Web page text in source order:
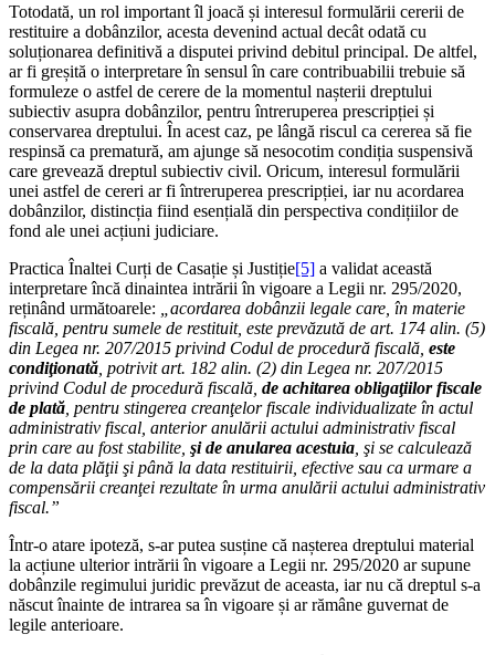
Totodată, un rol important îl joacă și interesul formulării cererii de
restituire a dobânzilor, acesta devenind actual decât odată cu
soluționarea definitivă a disputei privind debitul principal. De altfel,
ar fi greșită o interpretare în sensul în care contribuabilii trebuie să
formuleze o astfel de cerere de la momentul nașterii dreptului
subiectiv asupra dobânzilor, pentru întreruperea prescripției și
conservarea dreptului. În acest caz, pe lângă riscul ca cererea să fie
respinsă ca prematură, am ajunge să nesocotim condiția suspensivă
care grevează dreptul subiectiv civil. Oricum, interesul formulării
unei astfel de cereri ar fi întreruperea prescripției, iar nu acordarea
dobânzilor, distincția fiind esențială din perspectiva condițiilor de
fond ale unei acțiuni judiciare.
Practica Înaltei Curți de Casație și Justiție[5] a validat această
interpretare încă dinaintea intrării în vigoare a Legii nr. 295/2020,
reținând următoarele:
„acordarea dobânzii legale care, în materie
fiscală, pentru sumele de restituit, este prevăzută de art. 174 alin. (5)
din Legea nr. 207/2015 privind Codul de procedură fiscală, este
condiţionată , potrivit art. 182 alin. (2) din Legea nr. 207/2015
privind Codul de procedură fiscală, de achitarea obligaţiilor fiscale
de plată , pentru stingerea creanţelor fiscale individualizate în actul
administrativ fiscal, anterior anulării actului administrativ fiscal
prin care au fost stabilite, şi de anularea acestuia , şi se calculează
de la data plăţii şi până la data restituirii, efective sau ca urmare a
compensării creanţei rezultate în urma anulării actului administrativ
fiscal.”
Într-o atare ipoteză, s-ar putea susține că nașterea dreptului material
la acțiune ulterior intrării în vigoare a Legii nr. 295/2020 ar supune
dobânzile regimului juridic prevăzut de aceasta, iar nu că dreptul s-a
născut înainte de intrarea sa în vigoare și ar rămâne guvernat de
legile anterioare.